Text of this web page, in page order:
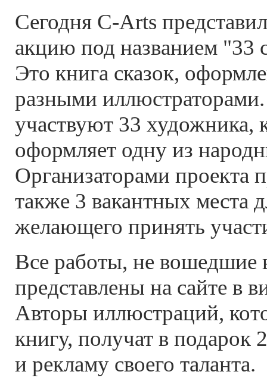
Сегодня C-Arts
акцию под названием "33
Это книга сказок,
разными
участвуют 33 художника,
оформляет одну из
Организаторами проекта
также 3 вакантных места
желающего принять
Все работы, не вошедшие
представлены на сайте в
Авторы иллюстраций,
книгу, получат в подарок
и рекламу своего таланта.